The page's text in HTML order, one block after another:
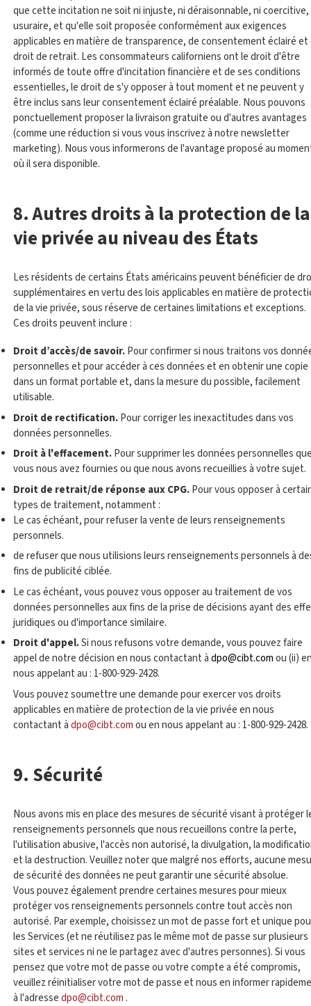
que cette incitation ne soit ni injuste, ni déraisonnable, ni coercitive,
usuraire, et qu'elle soit proposée conformément aux exigences
applicables en matière de transparence, de consentement éclairé et
droit de retrait. Les consommateurs californiens ont le droit d'être
informés de toute offre d'incitation financière et de ses conditions
essentielles, le droit de s'y opposer à tout moment et ne peuvent y
être inclus sans leur consentement éclairé préalable. Nous pouvons
ponctuellement proposer la livraison gratuite ou d'autres avantages
(comme une réduction si vous vous inscrivez à notre newsletter
marketing). Nous vous informerons de l'avantage proposé au
où il sera disponible.
8. Autres droits à la protection de la
vie privée au niveau des États
Les résidents de certains États américains peuvent bénéficier de
supplémentaires en vertu des lois applicables en matière de
de la vie privée, sous réserve de certaines limitations et exceptions.
Ces droits peuvent inclure :
Droit d’accès/de savoir.Pour confirmer si nous traitons vos
personnelles et pour accéder à ces données et en obtenir une copie
dans un format portable et, dans la mesure du possible, facilement
utilisable.
Droit de rectification.Pour corriger les inexactitudes dans vos
données personnelles.
Droit à l'effacement.Pour supprimer les données personnelles
vous nous avez fournies ou que nous avons recueillies à votre sujet.
Droit de retrait/de réponse aux CPG.Pour vous opposer à
types de traitement, notamment :
Le cas échéant, pour refuser la vente de leurs renseignements
personnels.
de refuser que nous utilisions leurs renseignements personnels à
fins de publicité ciblée.
Le cas échéant, vous pouvez vous opposer au traitement de vos
données personnelles aux fins de la prise de décisions ayant des
juridiques ou d'importance similaire.
Droit d'appel.Si nous refusons votre demande, vous pouvez faire
appel de notre décision en nous contactant àdpo@cibt.comou (ii)
nous appelant au : 1-800-929-2428.
Vous pouvez soumettre une demande pour exercer vos droits
applicables en matière de protection de la vie privée en nous
contactant àdpo@cibt.comou en nous appelant au : 1-800-929-2428.
9. Sécurité
Nous avons mis en place des mesures de sécurité visant à protéger
renseignements personnels que nous recueillons contre la perte,
l'utilisation abusive, l'accès non autorisé, la divulgation, la
et la destruction. Veuillez noter que malgré nos efforts, aucune
de sécurité des données ne peut garantir une sécurité absolue.
Vous pouvez également prendre certaines mesures pour mieux
protéger vos renseignements personnels contre tout accès non
autorisé. Par exemple, choisissez un mot de passe fort et unique
les Services (et ne réutilisez pas le même mot de passe sur plusieurs
sites et services ni ne le partagez avec d'autres personnes). Si vous
pensez que votre mot de passe ou votre compte a été compromis,
veuillez réinitialiser votre mot de passe et nous en informer
à l'adressedpo@cibt.com .